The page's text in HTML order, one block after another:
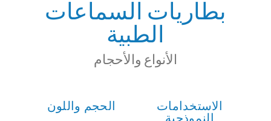
بطاريات السماعات
الطبية
الأنواع والأحجام
الاستخدامات الحجم واللون